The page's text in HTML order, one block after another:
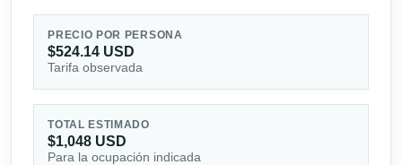
PRECIO POR PERSONA
$524.14 USD
Tarifa observada
TOTAL ESTIMADO
$1,048 USD
Para la ocupación indicada